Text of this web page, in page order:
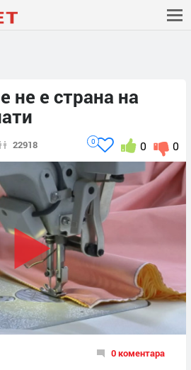
не е страна на
22918 0
0
0
0 коментара